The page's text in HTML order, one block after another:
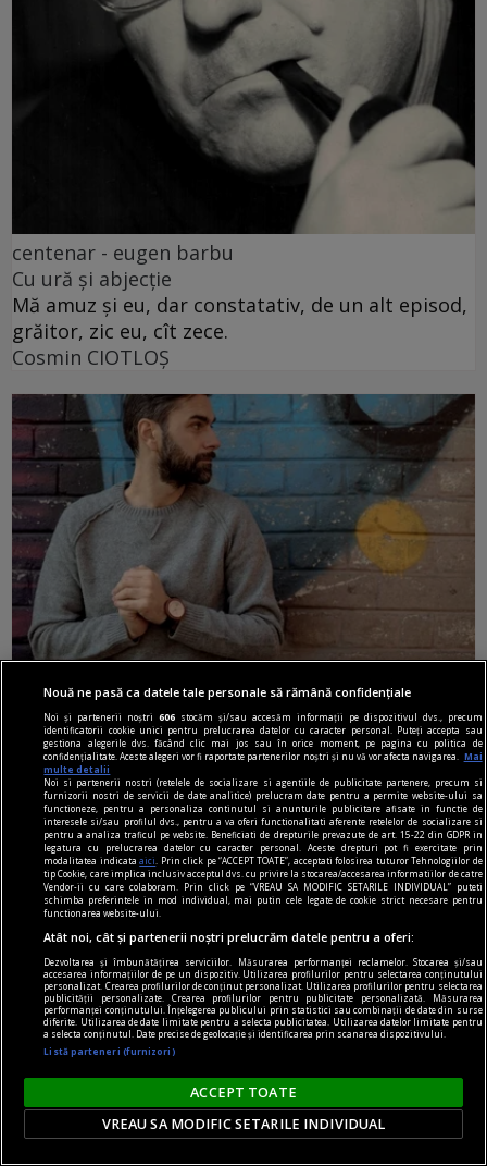
centenar - eugen barbu
Cu ură și abjecție
Mă amuz și eu, dar constatativ, de un alt episod,
grăitor, zic eu, cît zece.
Cosmin CIOTLOŞ
centenar - eugen barbu
Groapa, cazul și centenarul
Eugen Barbu (20 februarie 1924 – 7 septembrie
1993) este, probabil, cel mai detestabil și mai
controversat scriitor român din postbelicul
literar românesc.
Marius CHIVU
Nouă ne pasă ca datele tale personale să rămână confidențiale
Noi și partenerii noștri606 stocăm și/sau accesăm informații pe dispozitivul dvs., precum
identificatorii cookie unici pentru prelucrarea datelor cu caracter personal. Puteți accepta sau
gestiona alegerile dvs. făcând clic mai jos sau în orice moment, pe pagina cu politica de
confidențialitate. Aceste alegeri vor fi raportate partenerilor noștri și nu vă vor afecta navigarea.
Mai
multe detalii
Noi si partenerii nostri (retelele de socializare si agentiile de publicitate partenere, precum si
furnizorii nostri de servicii de date analitice) prelucram date pentru a permite website-ului sa
functioneze, pentru a personaliza continutul si anunturile publicitare afisate in functie de
interesele si/sau profilul dvs., pentru a va oferi functionalitati aferente retelelor de socializare si
pentru a analiza traficul pe website. Beneficiati de drepturile prevazute de art. 15-22 din GDPR in
legatura cu prelucrarea datelor cu caracter personal. Aceste drepturi pot fi exercitate prin
modalitatea indicataaici
. Prin click pe “ACCEPT TOATE”, acceptati folosirea tuturor Tehnologiilor de
tip Cookie, care implica inclusiv acceptul dvs. cu privire la stocarea/accesarea informatiilor de catre
Vendor-ii cu care colaboram. Prin click pe “VREAU SA MODIFIC SETARILE INDIVIDUAL” puteti
schimba preferintele in mod individual, mai putin cele legate de cookie strict necesare pentru
functionarea website-ului.
Atât noi, cât și partenerii noștri prelucrăm datele pentru a oferi:
Dezvoltarea și îmbunătățirea serviciilor. Măsurarea performanței reclamelor. Stocarea și/sau
accesarea informațiilor de pe un dispozitiv. Utilizarea profilurilor pentru selectarea conținutului
personalizat. Crearea profilurilor de conținut personalizat. Utilizarea profilurilor pentru selectarea
publicității personalizate. Crearea profilurilor pentru publicitate personalizată. Măsurarea
performanței conținutului. Înțelegerea publicului prin statistici sau combinații de date din surse
diferite. Utilizarea de date limitate pentru a selecta publicitatea. Utilizarea datelor limitate pentru
a selecta conținutul. Date precise de geolocație și identificarea prin scanarea dispozitivului.
Listă parteneri (furnizori)
ACCEPT TOATE
VREAU SA MODIFIC SETARILE INDIVIDUAL